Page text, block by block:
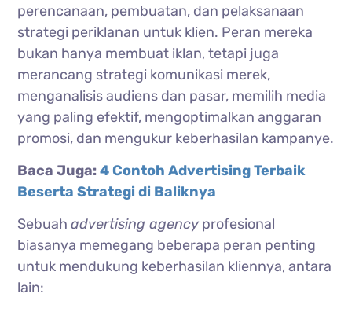
perencanaan, pembuatan, dan pelaksanaan
strategi periklanan untuk klien. Peran mereka
bukan hanya membuat iklan, tetapi juga
merancang strategi komunikasi merek,
menganalisis audiens dan pasar, memilih media
yang paling efektif, mengoptimalkan anggaran
promosi, dan mengukur keberhasilan kampanye.
Baca Juga: 4 Contoh Advertising Terbaik
Beserta Strategi di Baliknya
Sebuahadvertising agency profesional
biasanya memegang beberapa peran penting
untuk mendukung keberhasilan kliennya, antara
lain: